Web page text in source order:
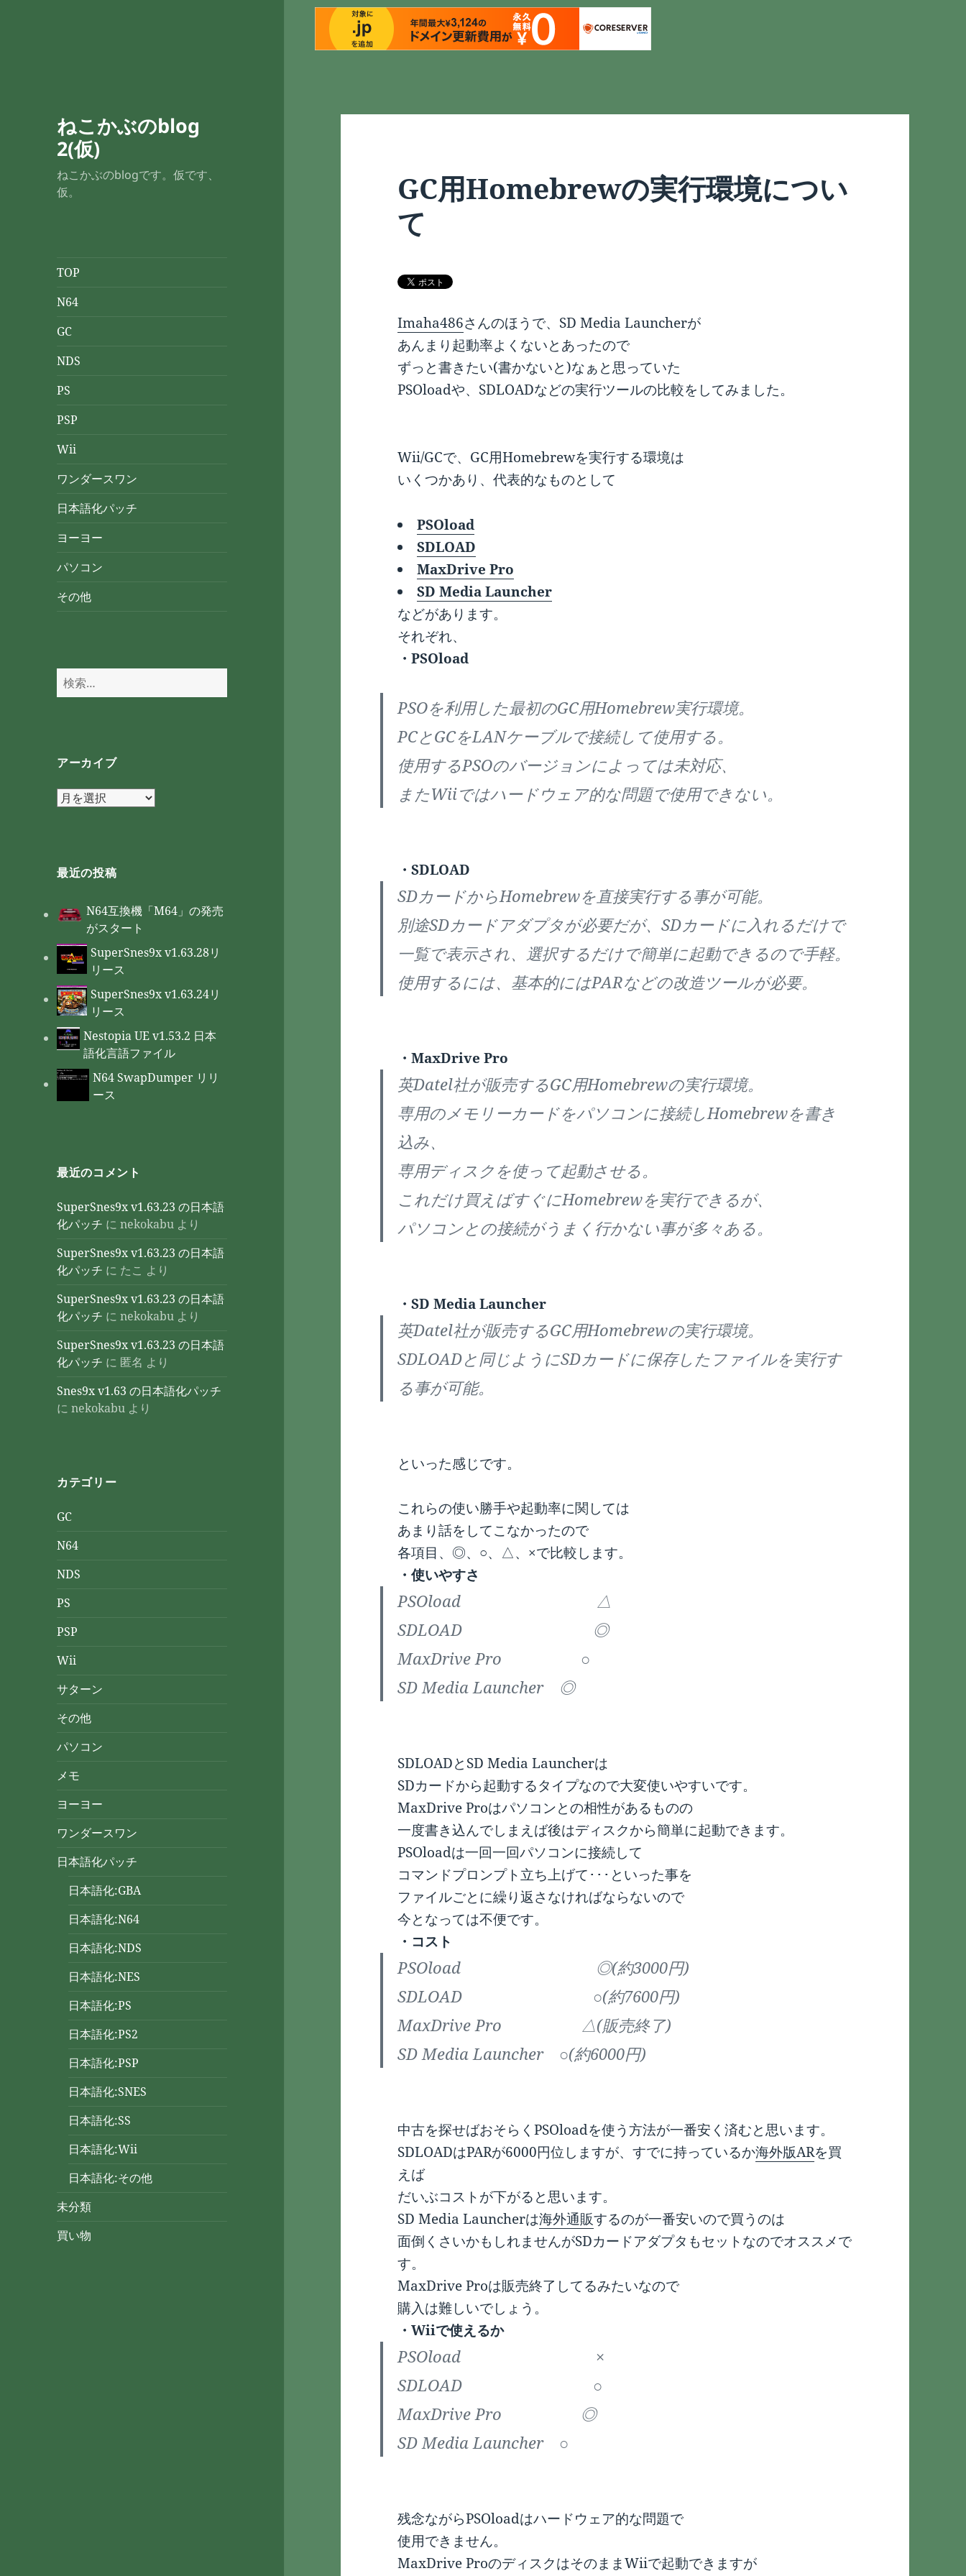
ねこかぶのblog
2(仮)
ねこかぶのblogです。仮です、
仮。
TOP
N64
GC
NDS
PS
PSP
Wii
ワンダースワン
日本語化パッチ
ヨーヨー
パソコン
その他
検
索:
アーカイブ
ア
ブ
最近の投稿
N64互換機「M64」の発売
がスタート
SuperSnes9x v1.63.28リ
リース
SuperSnes9x v1.63.24リ
リース
Nestopia UE v1.53.2 日本
語化言語ファイル
N64 SwapDumper リリ
ース
最近のコメント
SuperSnes9x v1.63.23 の日本語
化パッチ にnekokabu より
SuperSnes9x v1.63.23 の日本語
化パッチ に たこ より
SuperSnes9x v1.63.23 の日本語
化パッチ にnekokabu より
SuperSnes9x v1.63.23 の日本語
化パッチ に 匿名 より
Snes9x v1.63 の日本語化パッチ
にnekokabu より
カテゴリー
GC
N64
NDS
PS
PSP
Wii
サターン
その他
パソコン
メモ
ヨーヨー
ワンダースワン
日本語化パッチ
日本語化:GBA
日本語化:N64
日本語化:NDS
日本語化:NES
日本語化:PS
日本語化:PS2
日本語化:PSP
日本語化:SNES
日本語化:SS
日本語化:Wii
日本語化:その他
未分類
買い物
GC用Homebrewの実行環境につい
て
Imaha486さんのほうで、SD Media Launcherが
あんまり起動率よくないとあったので
ずっと書きたい(書かないと)なぁと思っていた
PSOloadや、SDLOADなどの実行ツールの比較をしてみました。
Wii/GCで、GC用Homebrewを実行する環境は
いくつかあり、代表的なものとして
PSOload
SDLOAD
MaxDrive Pro
SD Media Launcher
などがあります。
それぞれ、
・PSOload
PSOを利用した最初のGC用Homebrew実行環境。
PCとGCをLANケーブルで接続して使用する。
使用するPSOのバージョンによっては未対応、
またWiiではハードウェア的な問題で使用できない。
・SDLOAD
SDカードからHomebrewを直接実行する事が可能。
別途SDカードアダプタが必要だが、SDカードに入れるだけで
一覧で表示され、選択するだけで簡単に起動できるので手軽。
使用するには、基本的にはPARなどの改造ツールが必要。
・MaxDrive Pro
英Datel社が販売するGC用Homebrewの実行環境。
専用のメモリーカードをパソコンに接続しHomebrewを書き
込み、
専用ディスクを使って起動させる。
これだけ買えばすぐにHomebrewを実行できるが、
パソコンとの接続がうまく行かない事が多々ある。
・SD Media Launcher
英Datel社が販売するGC用Homebrewの実行環境。
SDLOADと同じようにSDカードに保存したファイルを実行す
る事が可能。
といった感じです。
これらの使い勝手や起動率に関しては
あまり話をしてこなかったので
各項目、◎、○、△、×で比較します。
・使いやすさ
PSOload △
SDLOAD ◎
MaxDrive Pro ○
SD Media Launcher ◎
SDLOADとSD Media Launcherは
SDカードから起動するタイプなので大変使いやすいです。
MaxDrive Proはパソコンとの相性があるものの
一度書き込んでしまえば後はディスクから簡単に起動できます。
PSOloadは一回一回パソコンに接続して
コマンドプロンプト立ち上げて･･･といった事を
ファイルごとに繰り返さなければならないので
今となっては不便です。
・コスト
PSOload ◎(約3000円)
SDLOAD ○(約7600円)
MaxDrive Pro △(販売終了)
SD Media Launcher ○(約6000円)
中古を探せばおそらくPSOloadを使う方法が一番安く済むと思います。
SDLOADはPARが6000円位しますが、すでに持っているか海外版ARを買
えば
だいぶコストが下がると思います。
SD Media Launcherは海外通販するのが一番安いので買うのは
面倒くさいかもしれませんがSDカードアダプタもセットなのでオススメで
す。
MaxDrive Proは販売終了してるみたいなので
購入は難しいでしょう。
・Wiiで使えるか
PSOload ×
SDLOAD ○
MaxDrive Pro ◎
SD Media Launcher ○
残念ながらPSOloadはハードウェア的な問題で
使用できません。
MaxDrive ProのディスクはそのままWiiで起動できますが